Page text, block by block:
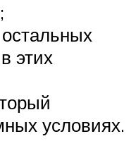
этих
условиях.